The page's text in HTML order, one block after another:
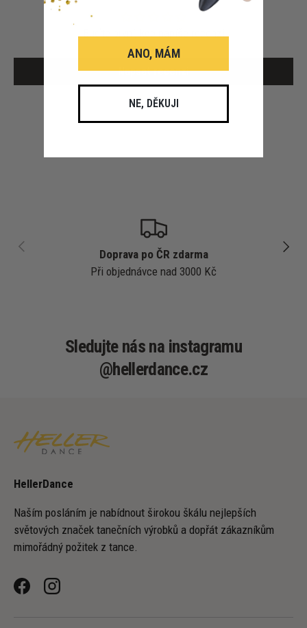
Napsat recenzi
PŘEDCHOZÍ DALŠÍ
Doprava po ČR zdarma
Při objednávce nad 3000 Kč
Sledujte nás na instagramu
@hellerdance.cz
HellerDance
Naším posláním je nabídnout širokou škálu nejlepších
světových značek tanečních výrobků a dopřát zákazníkům
mimořádný požitek z tance.
FacebookInstagram
ANO, MÁM
NE, DĚKUJI